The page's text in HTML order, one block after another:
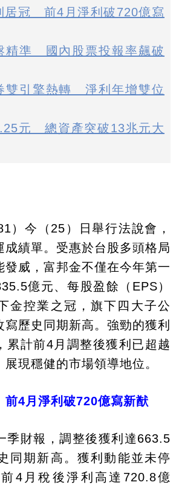
居冠 前4月淨利破720億寫
精準 國內股票投報率飆破
雙引擎熱轉 淨利年增雙位
元 總資產突破13兆元大
）今（25）日舉行法說會，
成績單。受惠於台股多頭格局
發威，富邦金不僅在今年第一
億元、每股盈餘（EPS）
金控業之冠，旗下四大子公
歷史同期新高。強勁的獲利
累計前4月調整後獲利已超越
現穩健的市場領導地位。
4月淨利破720億寫新猷
季財報，調整後獲利達663.5
同期新高。獲利動能並未停
4月稅後淨利高達720.8億